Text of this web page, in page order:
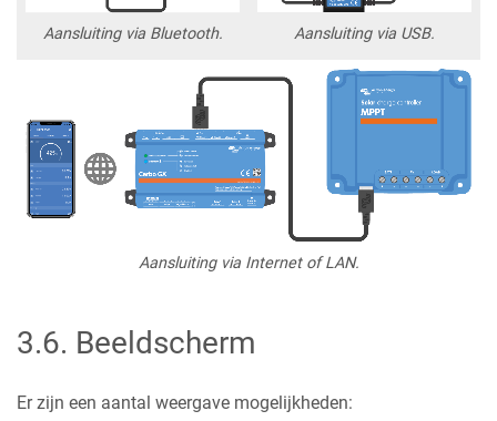
Aansluiting via Bluetooth. Aansluiting via USB.
Aansluiting via Internet of LAN.
3.6. Beeldscherm
Er zijn een aantal weergave mogelijkheden: